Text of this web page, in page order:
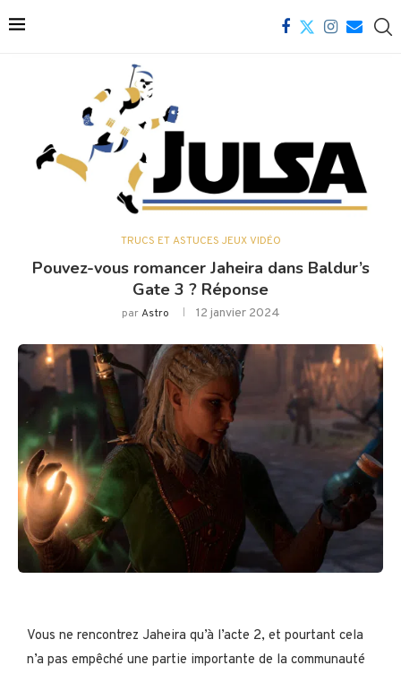
TRUCS ET ASTUCES JEUX VIDÉO
Pouvez-vous romancer Jaheira dans Baldur’s
Gate 3 ? Réponse
parAstro 12 janvier 2024
Vous ne rencontrez Jaheira qu’à l’acte 2, et pourtant cela
n’a pas empêché une partie importante de la communauté